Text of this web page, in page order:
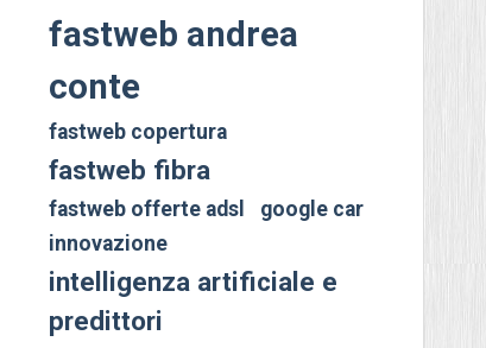
fastweb andrea
conte
fastweb copertura
fastweb fibra
fastweb offerte adsl
google car
innovazione
intelligenza artificiale e
predittori